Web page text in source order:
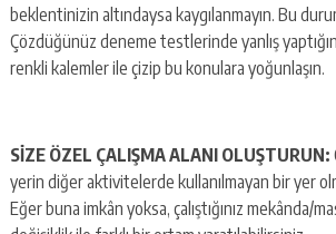
beklentinizin altındaysa kaygılanmayın. Bu
Çözdüğünüz deneme testlerinde yanlış
renkli kalemler ile çizip bu konulara yoğunlaşın.
SİZE ÖZEL ÇALIŞMA ALANI OLUŞTURUN:
yerin diğer aktivitelerde kullanılmayan bir yer
Eğer buna imkân yoksa, çalıştığınız mekânda/